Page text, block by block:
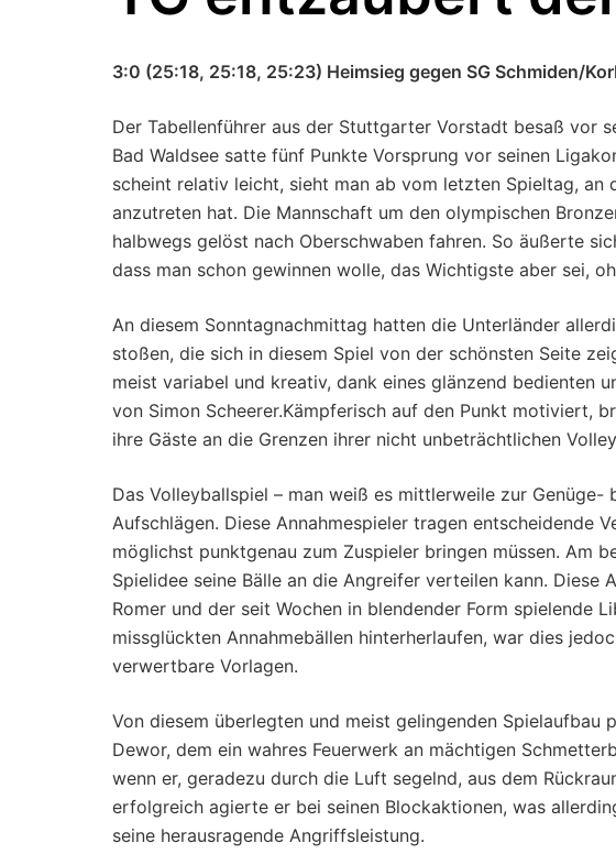
3:0 (25:18, 25:18, 25:23) Heimsieg gegen SG Schmiden/
Der Tabellenführer aus der Stuttgarter Vorstadt besaß vor
Bad Waldsee satte fünf Punkte Vorsprung vor seinen
scheint relativ leicht, sieht man ab vom letzten Spieltag, an
anzutreten hat. Die Mannschaft um den olympischen
halbwegs gelöst nach Oberschwaben fahren. So äußerte
dass man schon gewinnen wolle, das Wichtigste aber sei,
An diesem Sonntagnachmittag hatten die Unterländer
stoßen, die sich in diesem Spiel von der schönsten Seite
meist variabel und kreativ, dank eines glänzend bedienten
von Simon Scheerer.Kämpferisch auf den Punkt motiviert,
ihre Gäste an die Grenzen ihrer nicht unbeträchtlichen
Das Volleyballspiel – man weiß es mittlerweile zur
Aufschlägen. Diese Annahmespieler tragen entscheidende
möglichst punktgenau zum Zuspieler bringen müssen. Am
Spielidee seine Bälle an die Angreifer verteilen kann. Diese
Romer und der seit Wochen in blendender Form spielende
missglückten Annahmebällen hinterherlaufen, war dies
verwertbare Vorlagen.
Von diesem überlegten und meist gelingenden
Dewor, dem ein wahres Feuerwerk an mächtigen
wenn er, geradezu durch die Luft segelnd, aus dem
erfolgreich agierte er bei seinen Blockaktionen, was
seine herausragende Angriffsleistung.